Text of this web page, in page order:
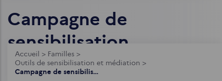
Campagne de
sensibilisation
Fil
d'Ariane
Accueil > Familles >
Outils de sensibilisation et médiation >
Campagne de sensibilisation